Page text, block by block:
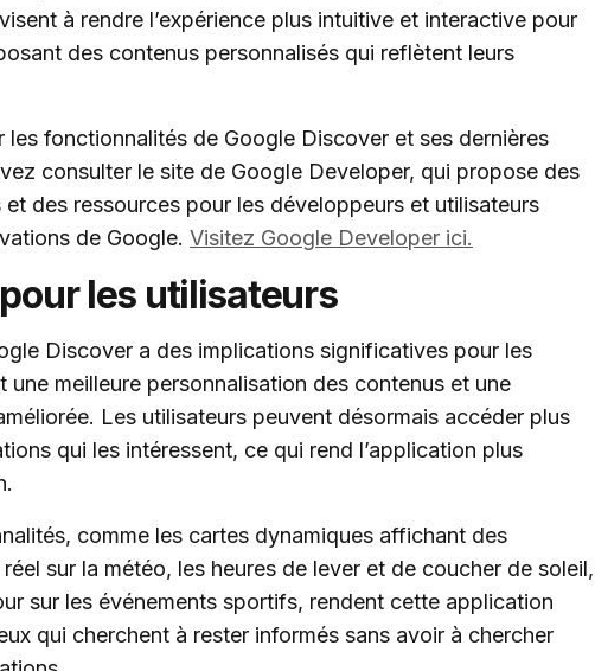
à rendre l’expérience plus intuitive et interactive pour
des contenus personnalisés qui reflètent leurs
les fonctionnalités de Google Discover et ses dernières
consulter le site de Google Developer, qui propose des
des ressources pour les développeurs et utilisateurs
de Google. Visitez Google Developer ici.
les utilisateurs
Discover a des implications significatives pour les
une meilleure personnalisation des contenus et une
Les utilisateurs peuvent désormais accéder plus
qui les intéressent, ce qui rend l’application plus
comme les cartes dynamiques affichant des
sur la météo, les heures de lever et de coucher de soleil,
sur les événements sportifs, rendent cette application
qui cherchent à rester informés sans avoir à chercher